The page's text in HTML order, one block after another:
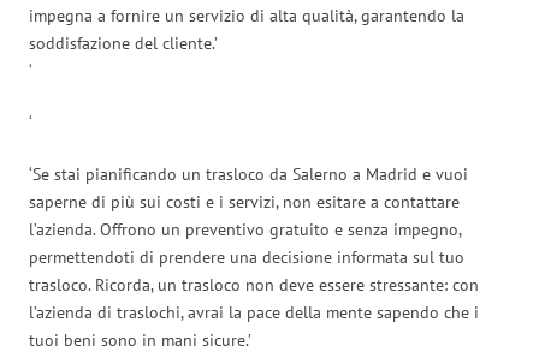
impegna a fornire un servizio di alta qualità, garantendo la
soddisfazione del cliente.’
‘
‘
‘Se stai pianificando un trasloco da Salerno a Madrid e vuoi
saperne di più sui costi e i servizi, non esitare a contattare
l’azienda. Offrono un preventivo gratuito e senza impegno,
permettendoti di prendere una decisione informata sul tuo
trasloco. Ricorda, un trasloco non deve essere stressante: con
l’azienda di traslochi, avrai la pace della mente sapendo che i
tuoi beni sono in mani sicure.’